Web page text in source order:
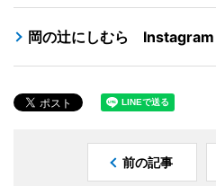
岡の辻にしむら Instagram
前の記事